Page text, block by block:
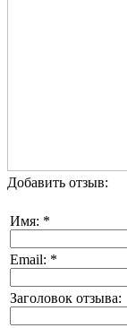
Добавить отзыв:
Имя: *
Email: *
Заголовок отзыва: